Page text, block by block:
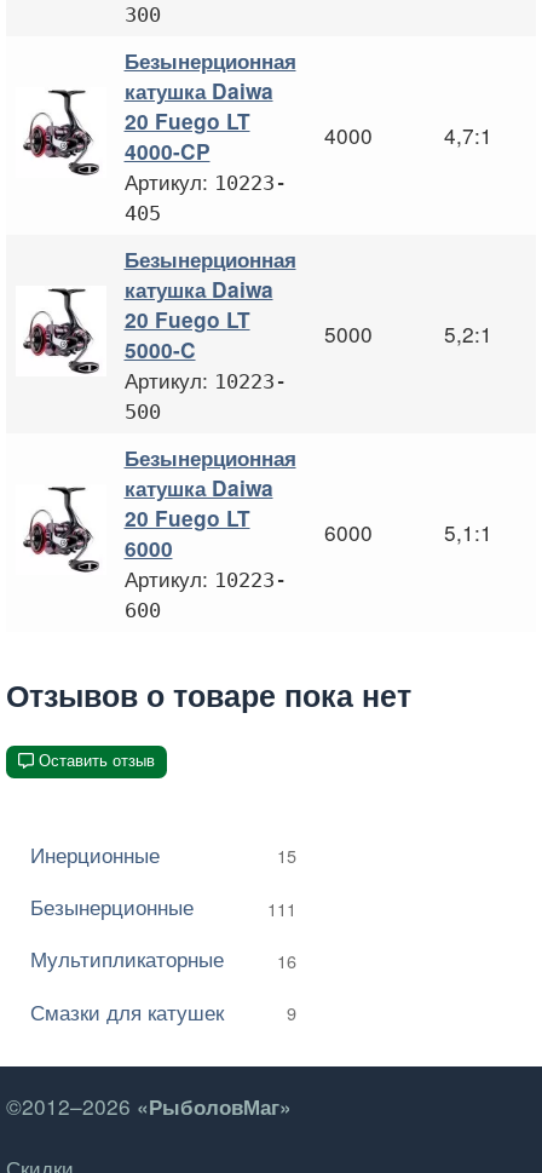
300
Безынерционная
катушка Daiwa
20 Fuego LT
4000-CP
Артикул: 10223-
405
4000 4,7:1
Безынерционная
катушка Daiwa
20 Fuego LT
5000-C
Артикул: 10223-
500
5000 5,2:1
Безынерционная
катушка Daiwa
20 Fuego LT
6000
Артикул: 10223-
600
6000 5,1:1
Отзывов о товаре пока нет
Оставить отзыв
Инерционные 15
Безынерционные 111
Мультипликаторные 16
Смазки для катушек 9
©2012–2026 «РыболовМаг»